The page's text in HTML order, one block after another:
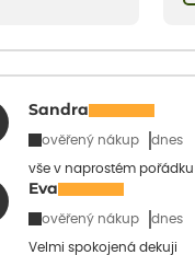
Sandra
ověřený nákup dnes
vše v naprostém pořádku
Eva
ověřený nákup dnes
Velmi spokojená dekuji